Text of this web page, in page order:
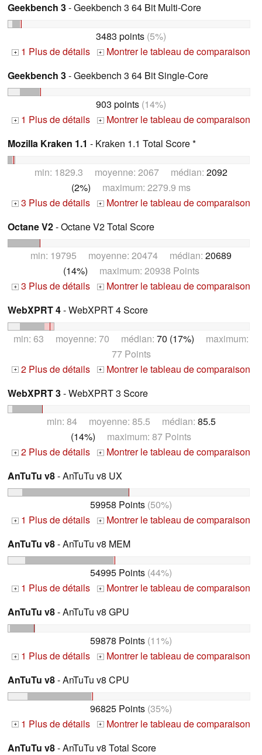
Geekbench 3- Geekbench 3 64 Bit Multi-Core
3483 points (5%)
+ 1 Plus de détails + Montrer le tableau de comparaison
Geekbench 3- Geekbench 3 64 Bit Single-Core
903 points (14%)
+ 1 Plus de détails + Montrer le tableau de comparaison
Mozilla Kraken 1.1 - Kraken 1.1 Total Score *
min: 1829.3 moyenne: 2067 médian: 2092
(2%) maximum: 2279.9 ms
+ 3 Plus de détails + Montrer le tableau de comparaison
Octane V2- Octane V2 Total Score
min: 19795 moyenne: 20474 médian: 20689
(14%) maximum: 20938 Points
+ 3 Plus de détails + Montrer le tableau de comparaison
WebXPRT 4- WebXPRT 4 Score
min: 63 moyenne: 70 médian: 70 (17%) maximum:
77 Points
+ 2 Plus de détails + Montrer le tableau de comparaison
WebXPRT 3- WebXPRT 3 Score
min: 84 moyenne: 85.5 médian: 85.5
(14%) maximum: 87 Points
+ 2 Plus de détails + Montrer le tableau de comparaison
AnTuTu v8- AnTuTu v8 UX
59958 Points (50%)
+ 1 Plus de détails + Montrer le tableau de comparaison
AnTuTu v8- AnTuTu v8 MEM
54995 Points (44%)
+ 1 Plus de détails + Montrer le tableau de comparaison
AnTuTu v8- AnTuTu v8 GPU
59878 Points (11%)
+ 1 Plus de détails + Montrer le tableau de comparaison
AnTuTu v8- AnTuTu v8 CPU
96825 Points (35%)
+ 1 Plus de détails + Montrer le tableau de comparaison
AnTuTu v8- AnTuTu v8 Total Score